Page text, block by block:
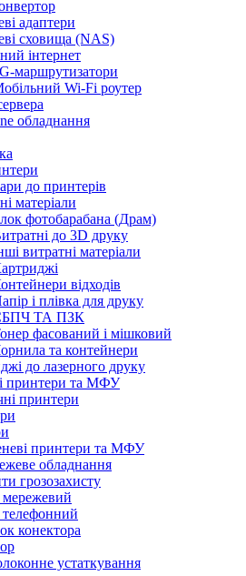
адаптери
сховища (NAS)
інтернет
маршрутизатори
Wi-Fi роутер
обладнання
до принтерів
матеріали
фотобарабана (Драм)
до 3D друку
витратні матеріали
відходів
і плівка для друку
ТА ПЗК
фасований і мішковий
та контейнери
до лазерного друку
принтери та МФУ
принтери
принтери та МФУ
обладнання
грозозахисту
мережевий
телефонний
конектора
устаткування